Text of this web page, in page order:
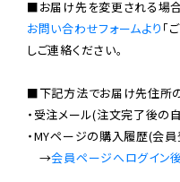
お問い合わせフォームより 「
しご連絡ください。
■下記方法でお届け先住所の
・受注メール(注文完了後の
・MYページの購入履歴(会
→会員ページへログイン